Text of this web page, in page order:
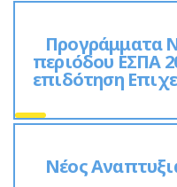
Προγράμματα
περιόδου ΕΣΠΑ
επιδότηση
Νέος